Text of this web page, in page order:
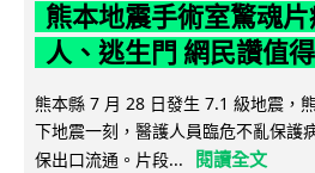
熊本地震手術室驚魂
人、逃生門 網民讚值
熊本縣 7 月 28 日發生 7.1 級地震，
下地震一刻，醫護人員臨危不亂保護
保出口流通。片段...
閱讀全文